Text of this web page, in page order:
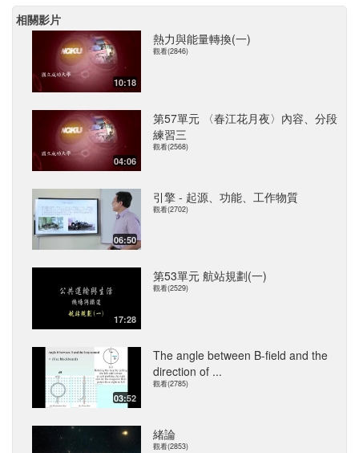
相關影片
10:18
熱力與能量轉換(一)
觀看(2846)
04:06
第57單元 〈春江花月夜〉內容、分段
練習三
觀看(2568)
06:50
引擎 - 起源、功能、工作物質
觀看(2702)
17:28
第53單元 航站規劃(一)
觀看(2529)
03:52
The angle between B-field and the
direction of ...
觀看(2785)
緒論
觀看(2853)